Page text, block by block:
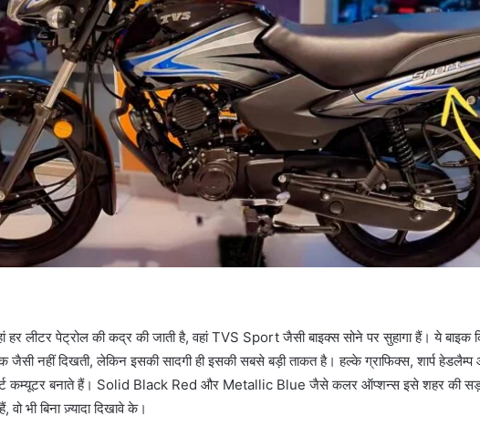
लीटर पेट्रोल की कद्र की जाती है, वहां TVS Sport जैसी बाइक्स सोने पर सुहागा हैं। ये बाइक
जैसी नहीं दिखती, लेकिन इसकी सादगी ही इसकी सबसे बड़ी ताकत है। हल्के ग्राफिक्स, शार्प
कम्यूटर बनाते हैं। Solid Black Red और Metallic Blue जैसे कलर ऑप्शन्स इसे शहर की
भी बिना ज़्यादा दिखावे के।